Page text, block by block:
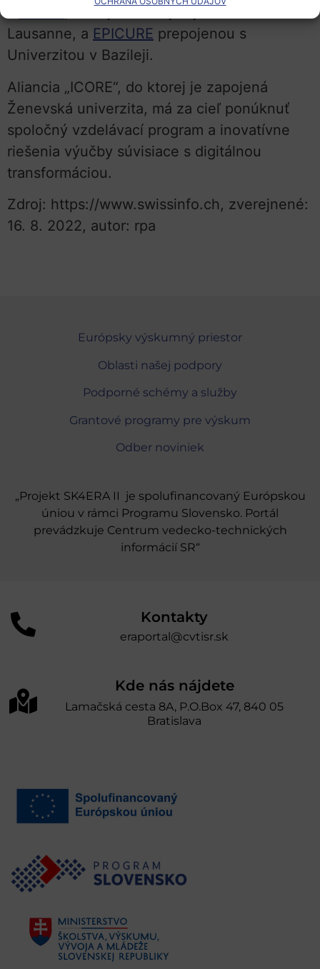
Lausanne, a EPICURE prepojenou s
Univerzitou v Bazileji.
Aliancia „ICORE“, do ktorej je zapojená
Ženevská univerzita, má za cieľ ponúknuť
spoločný vzdelávací program a inovatívne
riešenia výučby súvisiace s digitálnou
transformáciou.
Zdroj: https://www.swissinfo.ch, zverejnené:
16. 8. 2022, autor: rpa
Európsky výskumný priestor
Oblasti našej podpory
Podporné schémy a služby
Grantové programy pre výskum
Odber noviniek
„Projekt SK4ERA II je spolufinancovaný Európskou
úniou v rámci Programu Slovensko. Portál
prevádzkuje Centrum vedecko-technických
informácií SR“
Kontakty
eraportal@cvtisr.sk
Kde nás nájdete
Lamačská cesta 8A, P.O.Box 47, 840 05
Bratislava